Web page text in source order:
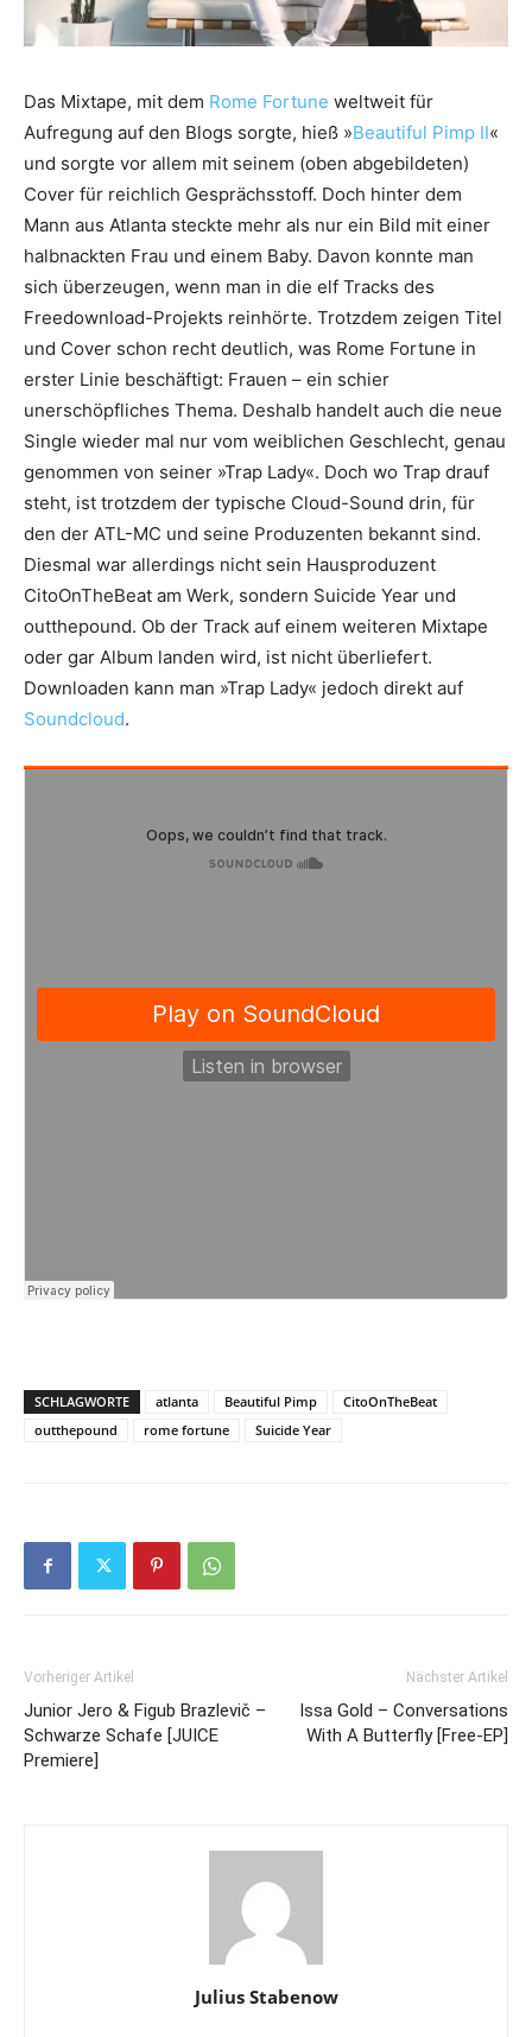
Das Mixtape, mit dem Rome Fortune weltweit für
Aufregung auf den Blogs sorgte, hieß »Beautiful Pimp II«
und sorgte vor allem mit seinem (oben abgebildeten)
Cover für reichlich Gesprächsstoff. Doch hinter dem
Mann aus Atlanta steckte mehr als nur ein Bild mit einer
halbnackten Frau und einem Baby. Davon konnte man
sich überzeugen, wenn man in die elf Tracks des
Freedownload-Projekts reinhörte. Trotzdem zeigen Titel
und Cover schon recht deutlich, was Rome Fortune in
erster Linie beschäftigt: Frauen – ein schier
unerschöpfliches Thema. Deshalb handelt auch die neue
Single wieder mal nur vom weiblichen Geschlecht, genau
genommen von seiner »Trap Lady«. Doch wo Trap drauf
steht, ist trotzdem der typische Cloud-Sound drin, für
den der ATL-MC und seine Produzenten bekannt sind.
Diesmal war allerdings nicht sein Hausproduzent
CitoOnTheBeat am Werk, sondern Suicide Year und
outthepound. Ob der Track auf einem weiteren Mixtape
oder gar Album landen wird, ist nicht überliefert.
Downloaden kann man »Trap Lady« jedoch direkt auf
Soundcloud.
SCHLAGWORTE atlanta Beautiful Pimp
CitoOnTheBeat
outthepound
rome fortune Suicide Year
Vorheriger Artikel
Junior Jero & Figub Brazlevič –
Schwarze Schafe [JUICE
Premiere]
Nächster Artikel
Issa Gold – Conversations
With A Butterfly [Free-EP]
Julius Stabenow